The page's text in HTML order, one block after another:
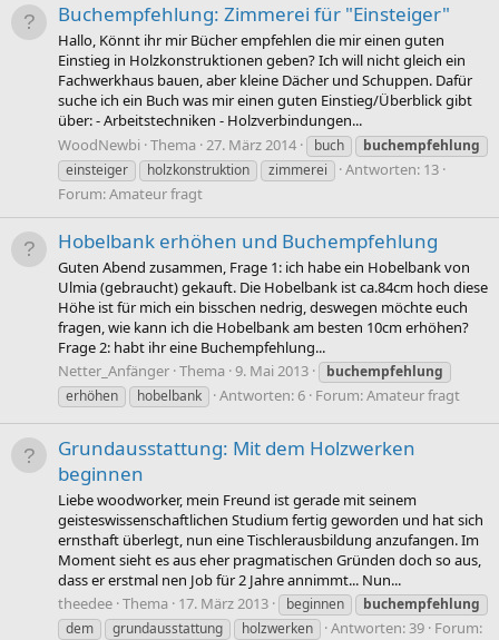
Buchempfehlung: Zimmerei für "Einsteiger"
Hallo, Könnt ihr mir Bücher empfehlen die mir einen guten
Einstieg in Holzkonstruktionen geben? Ich will nicht gleich ein
Fachwerkhaus bauen, aber kleine Dächer und Schuppen. Dafür
suche ich ein Buch was mir einen guten Einstieg/Überblick gibt
über: - Arbeitstechniken - Holzverbindungen...
WoodNewbi Thema 27. März 2014 buch
buchempfehlung
einsteiger
holzkonstruktion zimmerei
Antworten: 13
Forum:Amateur fragt
Hobelbank erhöhen und Buchempfehlung
Guten Abend zusammen, Frage 1: ich habe ein Hobelbank von
Ulmia (gebraucht) gekauft. Die Hobelbank ist ca.84cm hoch diese
Höhe ist für mich ein bisschen nedrig, deswegen möchte euch
fragen, wie kann ich die Hobelbank am besten 10cm erhöhen?
Frage 2: habt ihr eine Buchempfehlung...
Netter_Anfänger Thema 9. Mai 2013
buchempfehlung
erhöhen
hobelbank Antworten: 6 Forum:Amateur fragt
Grundausstattung: Mit dem Holzwerken
beginnen
Liebe woodworker, mein Freund ist gerade mit seinem
geisteswissenschaftlichen Studium fertig geworden und hat sich
ernsthaft überlegt, nun eine Tischlerausbildung anzufangen. Im
Moment sieht es aus eher pragmatischen Gründen doch so aus,
dass er erstmal nen Job für 2 Jahre annimmt... Nun...
theedee Thema 17. März 2013 beginnen
buchempfehlung
dem
grundausstattung holzwerken Antworten: 39 Forum: